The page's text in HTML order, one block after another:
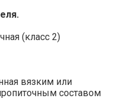
(класс 2)
вязким или
составом